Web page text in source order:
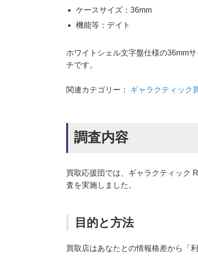
ケースサイズ：36mm
機能等：デイト
ホワイトシェル文字盤仕様の36mm
チです。
関連カテゴリー： ギャラクティック
調査内容
買取応援団では、ギャラクティック
査を実施しました。
目的と方法
買取店はあなたとの情報格差から「